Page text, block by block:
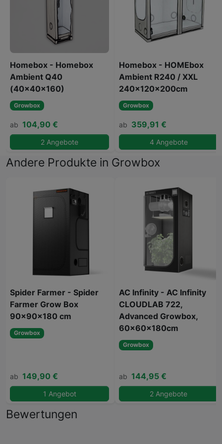
Homebox - Homebox
Ambient Q40
(40x40x160)
Growbox
ab 104,90 €
2 Angebote
Homebox - HOMEbox
Ambient R240 / XXL
240x120x200cm
Growbox
ab 359,91 €
4 Angebote
Andere Produkte in Growbox
Spider Farmer - Spider
Farmer Grow Box
90x90x180 cm
Growbox
ab 149,90 €
1 Angebot
AC Infinity - AC Infinity
CLOUDLAB 722,
Advanced Growbox,
60x60x180cm
Growbox
ab 144,95 €
2 Angebote
Bewertungen